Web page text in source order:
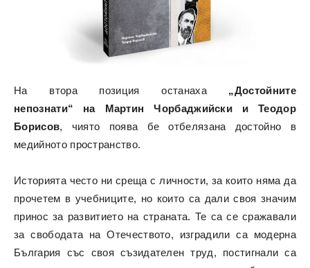
На втора позиция останаха „Достойните
непознати“
на Мартин Чорбаджийски и Теодор
Борисов, чиято поява бе отбелязана достойно в
медийното пространство.
Историята често ни среща с личности, за които няма да
прочетем в учебниците, но които са дали своя значим
принос за развитието на страната. Те са се сражавали
за свободата на Отечеството, изградили са модерна
България със своя съзидателен труд, постигнали са